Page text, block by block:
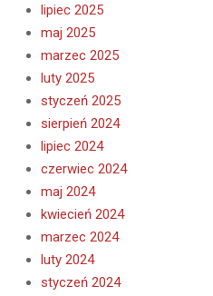
lipiec 2025
maj 2025
marzec 2025
luty 2025
styczeń 2025
sierpień 2024
lipiec 2024
czerwiec 2024
maj 2024
kwiecień 2024
marzec 2024
luty 2024
styczeń 2024